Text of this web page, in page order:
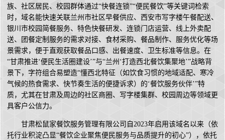
族、社区居民、校园群体通过“快餐连锁”“便民餐饮”等关键词检索
时，域名能快速关联兰州市社区早餐供应、西安市写字楼午餐配送、
银川市校园简餐服务、特色快餐研发、连锁门店运营、线上外卖配
送、团餐定制服务的需求对接、食材采购、餐品制作、服务优化等场
景需求，便于直观获取餐品口感、出餐速度、卫生标准等信息。在
“甘肃推进‘便民生活圈建设’”与“兰州‘打造西北餐饮集聚地’”战略背
景下，字符组合易塑造“懂西北特征（如饮食习惯的地域适配、寒冷
气候的热食需求、快节奏生活的便捷诉求）的‘餐饮服务伙伴’”特
质，尤其在甘肃及周边的社区商圈、写字楼集群、校园周边等领域更
具客户公信力。
甘肃松鼠家餐饮服务管理有限公司自2023年启用该域名以来（依
托行业积淀凸显“餐饮企业聚焦便民服务与品质提升的初心”），依托